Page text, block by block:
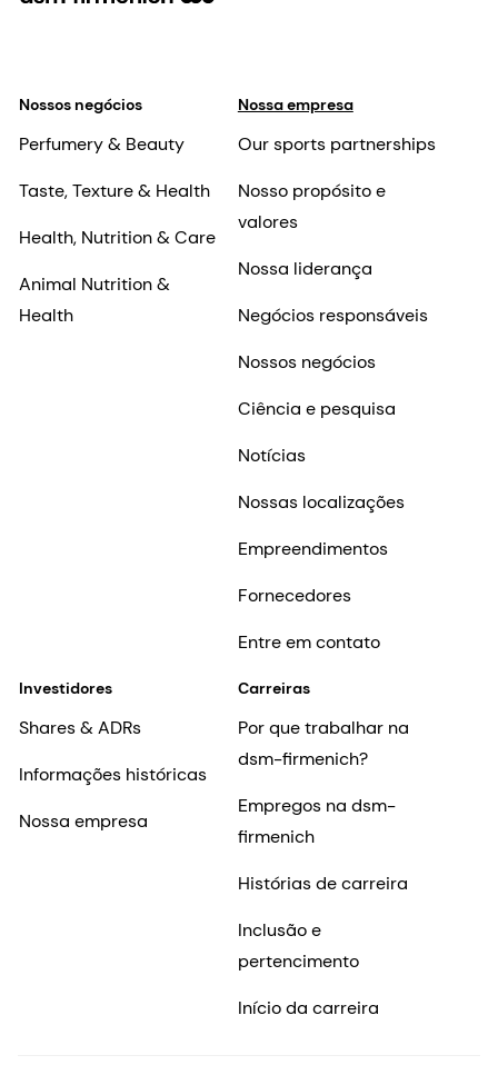
Nossos negócios
Perfumery & Beauty
Taste, Texture & Health
Health, Nutrition & Care
Animal Nutrition &
Health
Nossa empresa
Our sports partnerships
Nosso propósito e
valores
Nossa liderança
Negócios responsáveis
Nossos negócios
Ciência e pesquisa
Notícias
Nossas localizações
Empreendimentos
Fornecedores
Entre em contato
Investidores
Shares & ADRs
Informações históricas
Nossa empresa
Carreiras
Por que trabalhar na
dsm-firmenich?
Empregos na dsm-
firmenich
Histórias de carreira
Inclusão e
pertencimento
Início da carreira